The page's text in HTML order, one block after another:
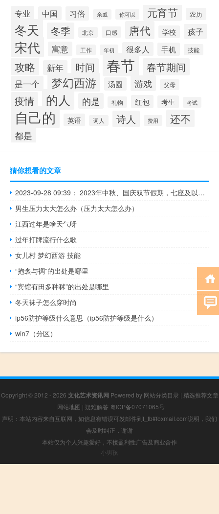
专业 中国 习俗 亲戚 你可以 元宵节 农历
冬天 冬季 北京 口感 唐代 学校 孩子
宋代 寓意 工作 年初 很多人 手机 技能
攻略 新年 时间 春节 春节期间
是一个 梦幻西游 汤圆 游戏 父母
疫情 的人 的是 礼物 红包 考生 考试
自己的 英语 词人 诗人 费用 还不
都是
猜你想看的文章
2023-09-28 09:39： 2023年中秋、国庆双节假期，七座及以下小型客车免费时间为09月29日00:00至10月06日24:00，邯郸市交通建设投资管理中心提醒您，预计09月28日、10月05日青兰高速馆陶站、邯郸东站、涉县东站、邯大高速成安西站、漳河店站车流量较大，请您合理规划出行时间及行车路线。了解实时路况信息您还可拨打河北省高 ​​​
男生压力太大怎么办（压力太大怎么办）
江西过年是啥天气呀
过年打牌流行什么歌
女儿村 梦幻西游 技能
“抱衾与裯”的出处是哪里
“宾馆有田多种秫”的出处是哪里
冬天袜子怎么穿时尚
ip56防护等级什么意思（ip56防护等级是什么）
win7（分区）
Copyright © 2012 - 2026 文化艺术资讯网 Powered by 网站分类目录 | 精选推荐文章
| 网站地图 | 疑难解答 粤ICP备07071065号
声明：本站内容来自互联网，如信息有错误可发邮件到f_fb#foxmail.com说明，我们
会及时纠正，谢谢
本站仅为个人兴趣爱好，不接盈利性广告及商业合作
小男孩